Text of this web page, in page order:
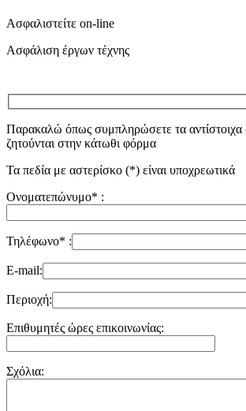
Ασφαλιστείτε on-line
Ασφάλιση έργων τέχνης
Παρακαλώ όπως συμπληρώσετε τα αντίστοιχα
ζητούνται στην κάτωθι φόρμα
Τα πεδία με αστερίσκο (*) είναι υποχρεωτικά
Ονοματεπώνυμο* :
Τηλέφωνο* :
E-mail:
Περιοχή:
Επιθυμητές ώρες επικοινωνίας:
Σχόλια: